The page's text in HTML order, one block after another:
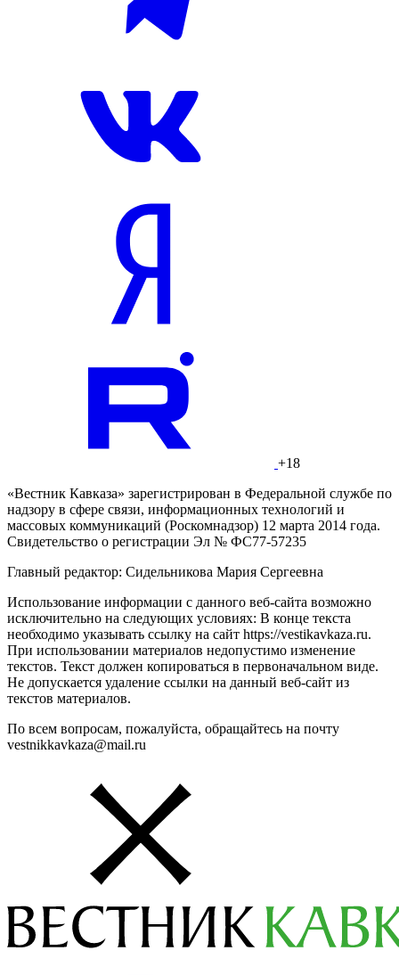
+18
«Вестник Кавказа» зарегистрирован в Федеральной службе по
надзору в сфере связи, информационных технологий и
массовых коммуникаций (Роскомнадзор) 12 марта 2014 года.
Свидетельство о регистрации Эл № ФС77-57235
Главный редактор: Сидельникова Мария Сергеевна
Использование информации с данного веб-сайта возможно
исключительно на следующих условиях: В конце текста
необходимо указывать ссылку на сайт https://vestikavkaza.ru.
При использовании материалов недопустимо изменение
текстов. Текст должен копироваться в первоначальном виде.
Не допускается удаление ссылки на данный веб-сайт из
текстов материалов.
По всем вопросам, пожалуйста, обращайтесь на почту
vestnikkavkaza@mail.ru